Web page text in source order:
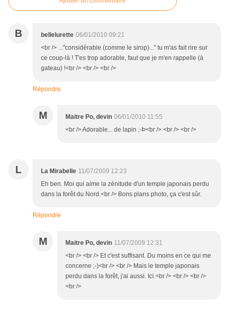
B bellelurette 06/01/2010 09:21
<br /> ..."considérable (comme le sirop)..." tu m'as fait rire sur
ce coup-là ! T'es trop adorable, faut que je m'en rappelle (à
gateau) !<br /> <br /> <br />
Répondre
M Maitre Po, devin 06/01/2010 11:55
<br /> Adorable... de lapin ;-Þ<br /> <br /> <br />
L La Mirabelle 11/07/2009 12:23
Eh ben. Moi qui aime la zénitude d'un temple japonais perdu
dans la forêt du Nord.<br /> Bons plans photo, ça c'est sûr.
Répondre
M Maitre Po, devin 11/07/2009 12:31
<br /> <br /> Et c'est suffisant. Du moins en ce qui me
concerne ;-)<br /> <br /> Mais le temple japonais
perdu dans la forêt, j'ai aussi. Ici.<br /> <br /> <br />
<br />